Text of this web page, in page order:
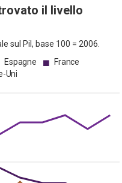
il livello
sul Pil, base 100 = 2006.
Espagne
France
Uni